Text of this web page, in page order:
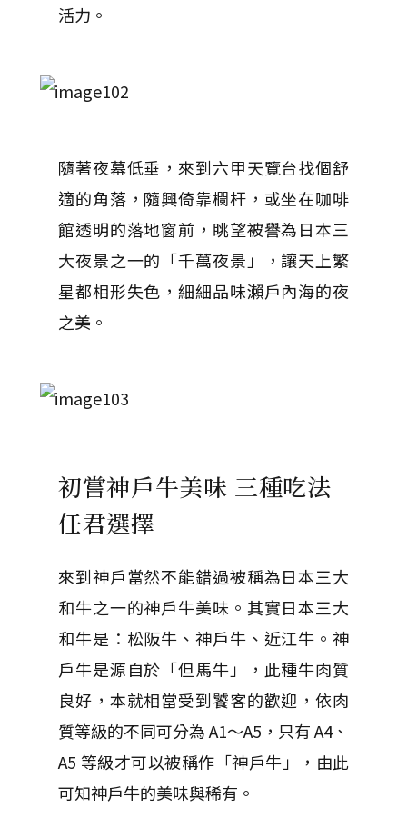
活力。
隨著夜幕低垂，來到六甲天覽台找個舒
適的角落，隨興倚靠欄杆，或坐在咖啡
館透明的落地窗前，眺望被譽為日本三
大夜景之一的「千萬夜景」，讓天上繁
星都相形失色，細細品味瀨戶內海的夜
之美。
初嘗神戶牛美味 三種吃法
任君選擇
來到神戶當然不能錯過被稱為日本三大
和牛之一的神戶牛美味。其實日本三大
和牛是：松阪牛、神戶牛、近江牛。神
戶牛是源自於「但馬牛」，此種牛肉質
良好，本就相當受到饕客的歡迎，依肉
質等級的不同可分為 A1～A5，只有 A4、
A5 等級才可以被稱作「神戶牛」，由此
可知神戶牛的美味與稀有。